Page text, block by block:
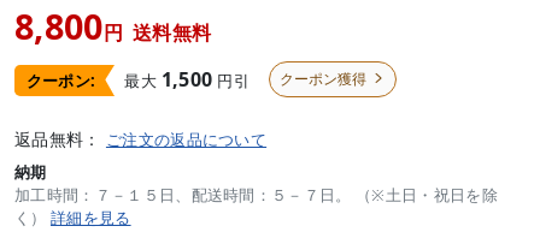
8,800円 送料無料
クーポン: 最大 1,500 円引 クーポン獲得 
返品無料： ご注文の返品について
納期
加工時間：７－１５日、配送時間：５－７日。 （※土日・祝日を除
く） 詳細を見る